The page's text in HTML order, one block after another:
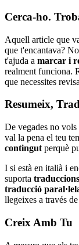
Cerca-ho.
Aquell article que
que t'encantava?
t'ajuda a marcar i
realment funciona.
que necessites
Resumeix,
De vegades no
val la pena el teu
contingut perquè
I si està en italià i
suporta
traducció
llegeixes a través
Creix Amb Tu